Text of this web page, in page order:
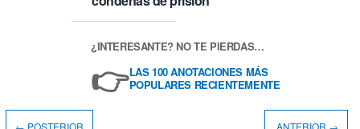
¿INTERESANTE? NO TE PIERDAS…
👉LAS 100 ANOTACIONES MÁS
POPULARES RECIENTEMENTE
← POSTERIOR ANTERIOR →